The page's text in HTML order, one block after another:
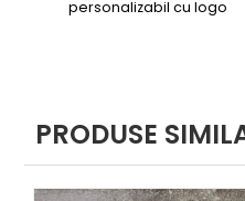
personalizabil cu logo
PRODUSE